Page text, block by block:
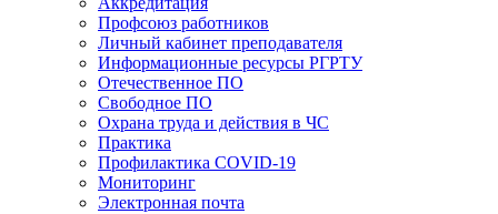
Профсоюз работников
Личный кабинет преподавателя
Информационные ресурсы РГРТУ
Отечественное ПО
Свободное ПО
Охрана труда и действия в ЧС
Практика
Профилактика COVID-19
Мониторинг
Электронная почта